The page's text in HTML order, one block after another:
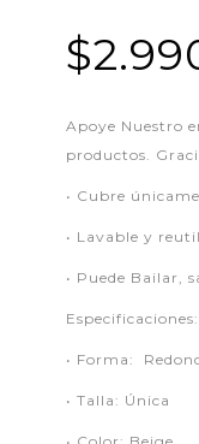
Apoye Nuestro
productos.
• Cubre
• Lavable y
• Puede Bailar,
Especificaciones:
• Forma:
• Talla: Única